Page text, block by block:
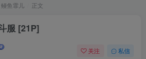
鱼霏儿 正文
服 [21P]
关注 私信